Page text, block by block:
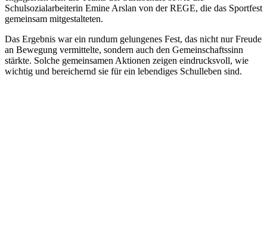
Schulsozialarbeiterin Emine Arslan von der REGE, die das Sportfest
gemeinsam mitgestalteten.
Das Ergebnis war ein rundum gelungenes Fest, das nicht nur Freude
an Bewegung vermittelte, sondern auch den Gemeinschaftssinn
stärkte. Solche gemeinsamen Aktionen zeigen eindrucksvoll, wie
wichtig und bereichernd sie für ein lebendiges Schulleben sind.